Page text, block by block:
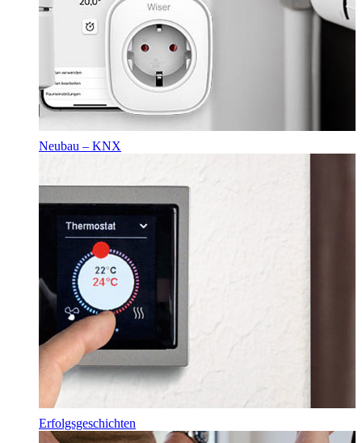
Neubau – KNX
Erfolgsgeschichten